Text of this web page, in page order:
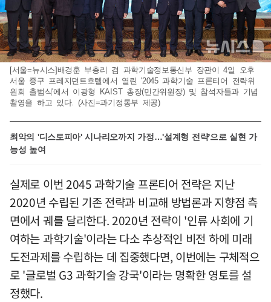
[서울=뉴시스]배경훈 부총리 겸 과학기술정보통신부 장관이 4일 오후
서울 중구 프레지던트호텔에서 열린 '2045 과학기술 프론티어 전략위
원회 출범식'에서 이광형 KAIST 총장(민간위원장) 및 참석자들과 기념
촬영을 하고 있다. (사진=과기정통부 제공)
최악의 '디스토피아' 시나리오까지 가정…'설계형 전략'으로 실현 가
능성 높여
실제로 이번 2045 과학기술 프론티어 전략은 지난
2020년 수립된 기존 전략과 비교해 방법론과 지향점 측
면에서 궤를 달리한다. 2020년 전략이 '인류 사회에 기
여하는 과학기술'이라는 다소 추상적인 비전 하에 미래
도전과제를 수립하는 데 집중했다면, 이번에는 구체적으
로 '글로벌 G3 과학기술 강국'이라는 명확한 영토를 설
정했다.